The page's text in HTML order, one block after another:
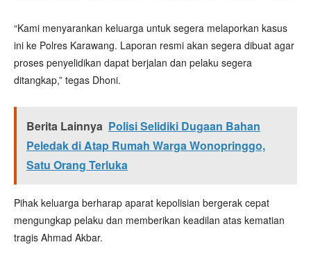
“Kami menyarankan keluarga untuk segera melaporkan kasus
ini ke Polres Karawang. Laporan resmi akan segera dibuat agar
proses penyelidikan dapat berjalan dan pelaku segera
ditangkap,” tegas Dhoni.
Berita Lainnya Polisi Selidiki Dugaan Bahan
Peledak di Atap Rumah Warga Wonopringgo,
Satu Orang Terluka
Pihak keluarga berharap aparat kepolisian bergerak cepat
mengungkap pelaku dan memberikan keadilan atas kematian
tragis Ahmad Akbar.